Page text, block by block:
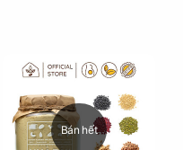
Bán hết